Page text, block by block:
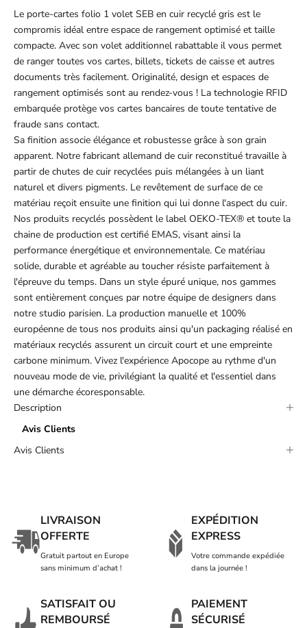
Le porte-cartes folio 1 volet SEB en cuir recyclé gris est le
compromis idéal entre espace de rangement optimisé et taille
compacte. Avec son volet additionnel rabattable il vous permet
de ranger toutes vos cartes, billets, tickets de caisse et autres
documents très facilement. Originalité, design et espaces de
rangement optimisés sont au rendez-vous ! La technologie RFID
embarquée protège vos cartes bancaires de toute tentative de
fraude sans contact.
Sa finition associe élégance et robustesse grâce à son grain
apparent. Notre fabricant allemand de cuir reconstitué travaille à
partir de chutes de cuir recyclées puis mélangées à un liant
naturel et divers pigments. Le revêtement de surface de ce
matériau reçoit ensuite une finition qui lui donne l'aspect du cuir.
Nos produits recyclés possèdent le label OEKO-TEX® et toute la
chaine de production est certifié EMAS, visant ainsi la
performance énergétique et environnementale. Ce matériau
solide, durable et agréable au toucher résiste parfaitement à
l'épreuve du temps. Dans un style épuré unique, nos gammes
sont entièrement conçues par notre équipe de designers dans
notre studio parisien. La production manuelle et 100%
européenne de tous nos produits ainsi qu'un packaging réalisé en
matériaux recyclés assurent un circuit court et une empreinte
carbone minimum. Vivez l'expérience Apocope au rythme d'un
nouveau mode de vie, privilégiant la qualité et l'essentiel dans
une démarche écoresponsable.
Description
Avis Clients
Avis Clients
LIVRAISON
OFFERTE
Gratuit partout en Europe
sans minimum d’achat !
EXPÉDITION
EXPRESS
Votre commande expédiée
dans la journée !
SATISFAIT OU
REMBOURSÉ
PAIEMENT
SÉCURISÉ